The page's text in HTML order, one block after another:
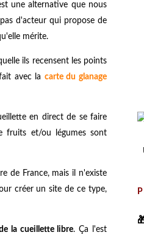
une alternative que nous
d'acteur qui propose de
mérite.
ils recensent les points
avec la carte du glanage
en direct de se faire
fruits et/ou légumes sont
de France, mais il n'existe
créer un site de ce type,
la cueillette libre. Ça l'est